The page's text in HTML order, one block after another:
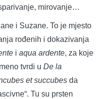
mirovanje…
i Suzane. To je mjesto
rođenih i dokazivanja
i aqua ardente, za koje
tvrdi u De la
et succubes da
Tu su prsten